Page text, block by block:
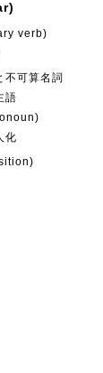
verb)
不可算名詞
語
化